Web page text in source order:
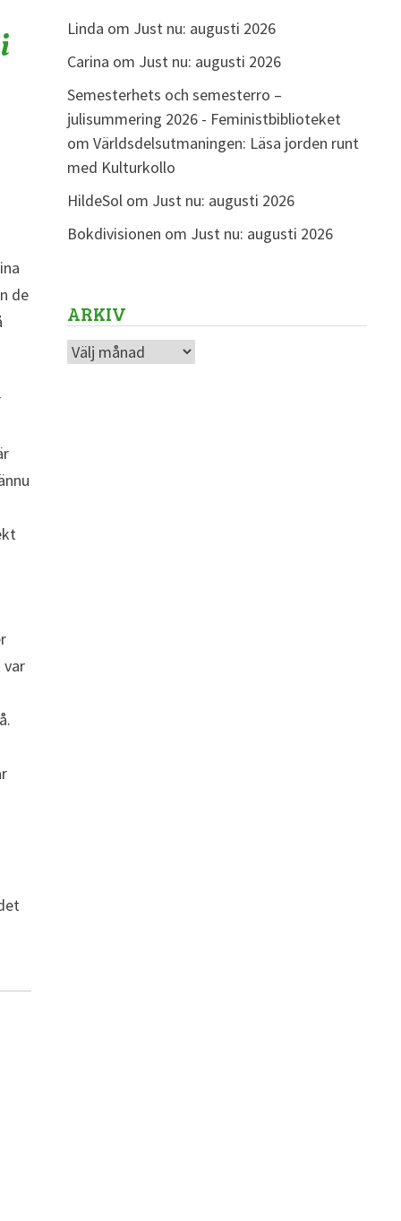
de
var
Linda om Just nu: augusti 2026
Carina om Just nu: augusti 2026
Semesterhets och semesterro –
julisummering 2026 - Feministbiblioteket
om Världsdelsutmaningen: Läsa jorden runt
med Kulturkollo
HildeSolom Just nu: augusti 2026
Bokdivisionen om Just nu: augusti 2026
ARKIV
Arkiv